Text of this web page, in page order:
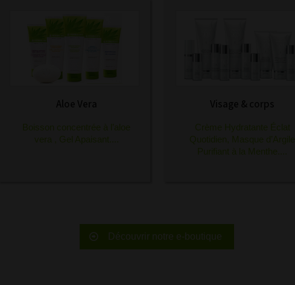
Boisson concentrée à l’aloe
vera
Gel Apaisant
Crème Hydratante Éclat
Quotidien
Masque d’Argile
Purifiant à la Menthe
Découvrir notre e-boutique